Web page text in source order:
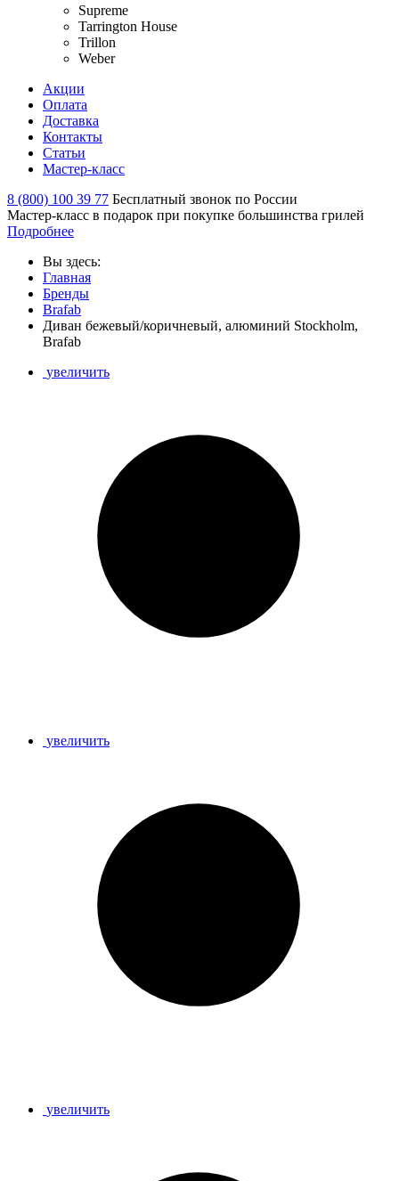
Supreme
Tarrington House
Trillon
Weber
Акции
Оплата
Доставка
Контакты
Статьи
Мастер-класс
8 (800) 100 39 77 Бесплатный звонок по России
Мастер-класс в подарок при покупке большинства грилей
Подробнее
Вы здесь:
Главная
Бренды
Brafab
Диван бежевый/коричневый, алюминий Stockholm,
Brafab
увеличить
увеличить
увеличить